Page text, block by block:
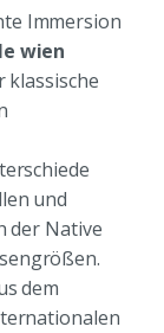
Immersion
wien
klassische
und
der Native
dem